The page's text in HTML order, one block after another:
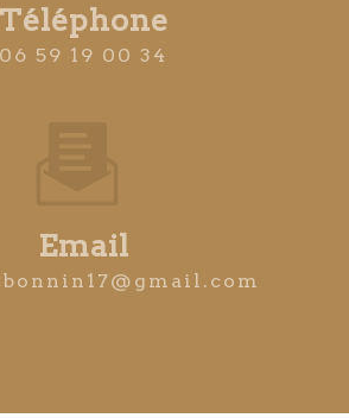
Téléphone
06 59 19 00 34
Email